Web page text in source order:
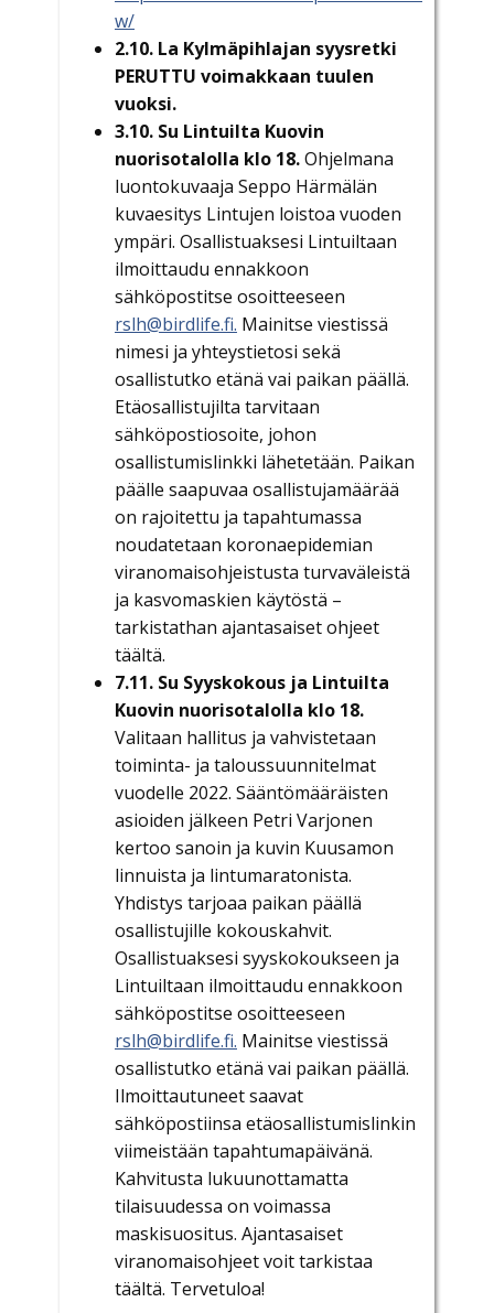
w/
2.10. La Kylmäpihlajan syysretki
PERUTTU voimakkaan tuulen
vuoksi.
3.10. Su Lintuilta Kuovin
nuorisotalolla klo 18.Ohjelmana
luontokuvaaja Seppo Härmälän
kuvaesitys Lintujen loistoa vuoden
ympäri. Osallistuaksesi Lintuiltaan
ilmoittaudu ennakkoon
sähköpostitse osoitteeseen
rslh@birdlife.fi. Mainitse viestissä
nimesi ja yhteystietosi sekä
osallistutko etänä vai paikan päällä.
Etäosallistujilta tarvitaan
sähköpostiosoite, johon
osallistumislinkki lähetetään. Paikan
päälle saapuvaa osallistujamäärää
on rajoitettu ja tapahtumassa
noudatetaan koronaepidemian
viranomaisohjeistusta turvaväleistä
ja kasvomaskien käytöstä –
tarkistathan ajantasaiset ohjeet
täältä.
7.11. Su Syyskokous ja Lintuilta
Kuovin nuorisotalolla klo 18.
Valitaan hallitus ja vahvistetaan
toiminta- ja taloussuunnitelmat
vuodelle 2022. Sääntömääräisten
asioiden jälkeen Petri Varjonen
kertoo sanoin ja kuvin Kuusamon
linnuista ja lintumaratonista.
Yhdistys tarjoaa paikan päällä
osallistujille kokouskahvit.
Osallistuaksesi syyskokoukseen ja
Lintuiltaan ilmoittaudu ennakkoon
sähköpostitse osoitteeseen
rslh@birdlife.fi. Mainitse viestissä
osallistutko etänä vai paikan päällä.
Ilmoittautuneet saavat
sähköpostiinsa etäosallistumislinkin
viimeistään tapahtumapäivänä.
Kahvitusta lukuunottamatta
tilaisuudessa on voimassa
maskisuositus. Ajantasaiset
viranomaisohjeet voit tarkistaa
täältä. Tervetuloa!